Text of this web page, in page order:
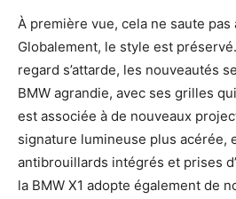
À première vue, cela ne saute pas
Globalement, le style est
regard s’attarde, les nouveautés
BMW agrandie, avec ses grilles
est associée à de nouveaux
signature lumineuse plus acérée,
antibrouillards intégrés et prises
la BMW X1 adopte également de